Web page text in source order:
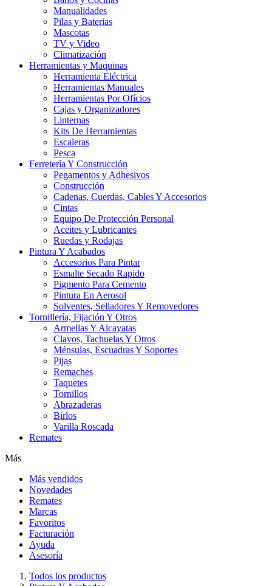
Manualidades
Pilas y Baterias
Mascotas
TV y Video
Climatización
Herramientas y Maquinas
Herramienta Eléctrica
Herramientas Manuales
Herramientas Por Ofícios
Cajas y Organizadores
Linternas
Kits De Herramientas
Escaleras
Pesca
Ferretería Y Construcción
Pegamentos y Adhesivos
Construcción
Cadenas, Cuerdas, Cables Y Accesorios
Cintas
Equipo De Protección Personal
Aceites y Lubricantes
Ruedas y Rodajas
Pintura Y Acabados
Accesorios Para Pintar
Esmalte Secado Rapido
Pigmento Para Cemento
Pintura En Aerosol
Solventes, Selladores Y Removedores
Tornillería, Fijación Y Otros
Armellas Y Alcayatas
Clavos, Tachuelas Y Otros
Ménsulas, Escuadras Y Soportes
Pijas
Remaches
Taquetes
Tornillos
Abrazaderas
Birlos
Varilla Roscada
Remates
Más
Más vendidos
Novedades
Remates
Marcas
Favoritos
Facturación
Ayuda
Asesoría
Todos los productos